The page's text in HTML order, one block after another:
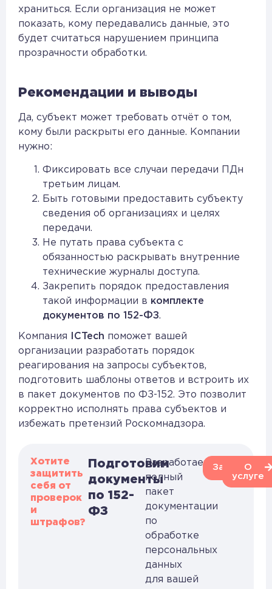
храниться. Если организация не может
показать, кому передавались данные, это
будет считаться нарушением принципа
прозрачности обработки.
Рекомендации и выводы
Да, субъект может требовать отчёт о том,
кому были раскрыты его данные. Компании
нужно:
Фиксировать все случаи передачи ПДн
третьим лицам.
Быть готовыми предоставить субъекту
сведения об организациях и целях
передачи.
Не путать права субъекта с
обязанностью раскрывать внутренние
технические журналы доступа.
Закрепить порядок предоставления
такой информации в комплекте
документов по 152-ФЗ.
Компания ICTech поможет вашей
организации разработать порядок
реагирования на запросы субъектов,
подготовить шаблоны ответов и встроить их
в пакет документов по ФЗ-152. Это позволит
корректно исполнять права субъектов и
избежать претензий Роскомнадзора.
Хотите
защитить
себя от
проверок
и
штрафов?
Подготовим
документы
по 152-
ФЗ
Разработаем
полный
пакет
документации
по
обработке
персональных
данных
для вашей
Заказать
О
услуге